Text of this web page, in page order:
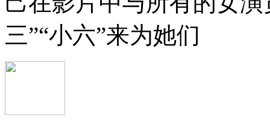
三”“小六”来为她们